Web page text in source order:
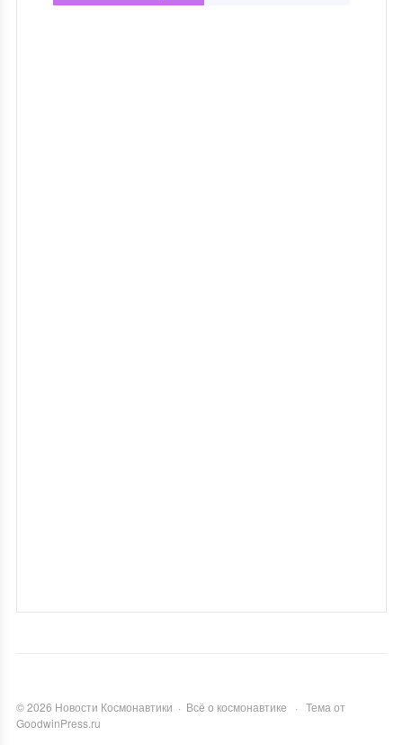
©2026 Новости Космонавтики · Всё о космонавтике · Тема от
GoodwinPress.ru